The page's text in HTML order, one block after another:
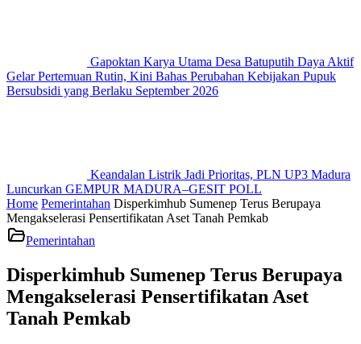
Gapoktan Karya Utama Desa Batuputih Daya Aktif
Gelar Pertemuan Rutin, Kini Bahas Perubahan Kebijakan Pupuk
Bersubsidi yang Berlaku September 2026
Keandalan Listrik Jadi Prioritas, PLN UP3 Madura
Luncurkan GEMPUR MADURA–GESIT POLL
Home Pemerintahan Disperkimhub Sumenep Terus Berupaya
Mengakselerasi Pensertifikatan Aset Tanah Pemkab
Pemerintahan
Disperkimhub Sumenep Terus Berupaya
Mengakselerasi Pensertifikatan Aset
Tanah Pemkab